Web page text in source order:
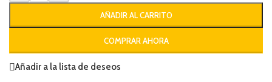
AÑADIR AL CARRITO
COMPRAR AHORA
Añadir a la lista de deseos